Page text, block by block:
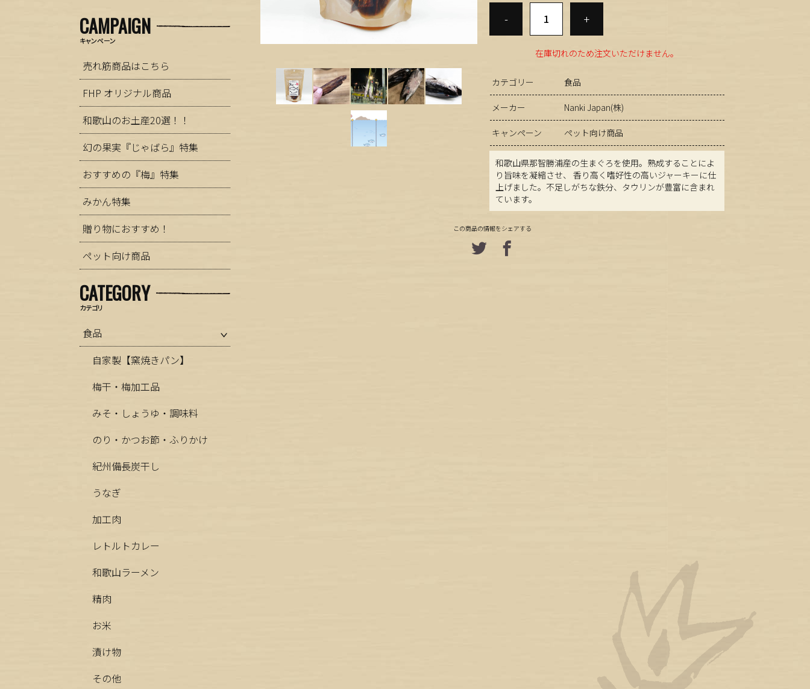
- +
在庫切れのため注文いただけません。
カテゴリー 食品
メーカー Nanki Japan(株)
キャンペーン ペット向け商品
和歌山県那智勝浦産の生まぐろを使用。熟成することによ
り旨味を凝縮させ、 香り高く嗜好性の高いジャーキーに仕
上げました。不足しがちな鉄分、タウリンが豊富に含まれ
ています。
この商品の情報をシェアする
CAMPAIGN
キャンペーン
売れ筋商品はこちら
FHP オリジナル商品
和歌山のお土産20選！！
幻の果実『じゃばら』特集
おすすめの『梅』特集
みかん特集
贈り物におすすめ！
ペット向け商品
CATEGORY
カテゴリ
食品
自家製【窯焼きパン】
梅干・梅加工品
みそ・しょうゆ・調味料
のり・かつお節・ふりかけ
紀州備長炭干し
うなぎ
加工肉
レトルトカレー
和歌山ラーメン
精肉
お米
漬け物
その他